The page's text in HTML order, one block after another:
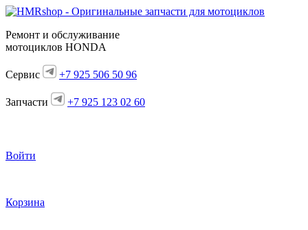
Ремонт и обслуживание
мотоциклов HONDA
Сервис +7 925 506 50 96
Запчасти +7 925 123 02 60
Войти
Корзина